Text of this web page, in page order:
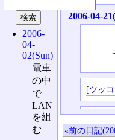
2006-04-
[ツッ
«前の日記
2006-
04-
02(Sun)
電車
の中
で
LAN
を組
む